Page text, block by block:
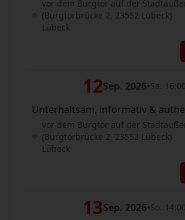
vor dem Burgtor auf der
(Burgtorbrücke 2, 23552 Lübeck)
Lübeck
12Sep. 2026•Sa. 16:00
Unterhaltsam, informativ &
vor dem Burgtor auf der
(Burgtorbrücke 2, 23552 Lübeck)
Lübeck
13Sep. 2026•So. 14:00